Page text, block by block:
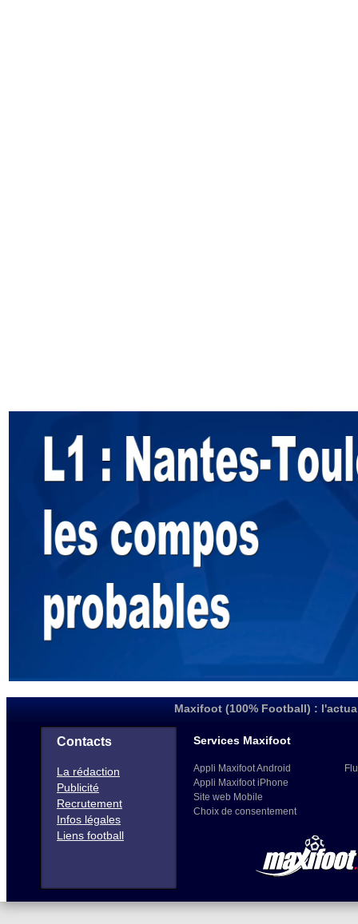
Maxifoot (100% Football) :
Contacts
La rédaction
Publicité
Recrutement
Infos légales
Liens football
Services Maxifoot
Appli Maxifoot Android
Appli Maxifoot iPhone
Site web Mobile
Choix de consentement